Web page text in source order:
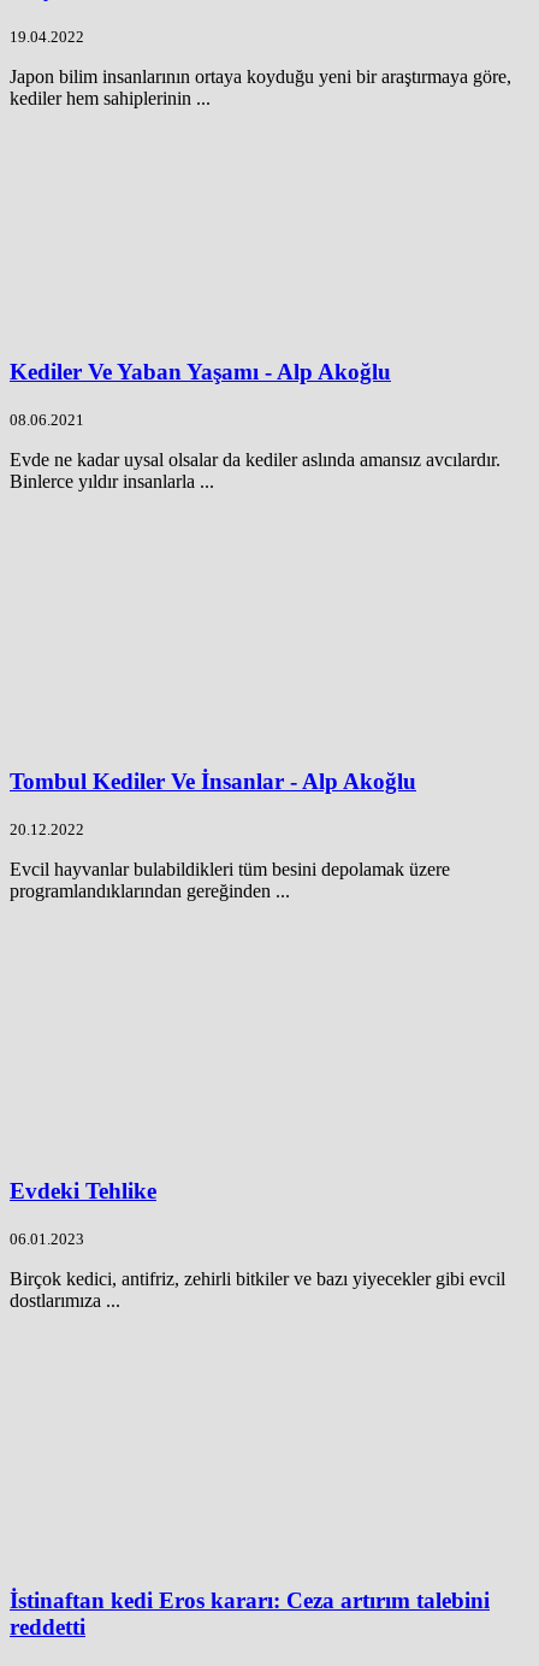
19.04.2022
Japon bilim insanlarının ortaya koyduğu yeni bir araştırmaya göre,
kediler hem sahiplerinin ...
Kediler Ve Yaban Yaşamı - Alp Akoğlu
08.06.2021
Evde ne kadar uysal olsalar da kediler aslında amansız avcılardır.
Binlerce yıldır insanlarla ...
Tombul Kediler Ve İnsanlar - Alp Akoğlu
20.12.2022
Evcil hayvanlar bulabildikleri tüm besini depolamak üzere
programlandıklarından gereğinden ...
Evdeki Tehlike
06.01.2023
Birçok kedici, antifriz, zehirli bitkiler ve bazı yiyecekler gibi evcil
dostlarımıza ...
İstinaftan kedi Eros kararı: Ceza artırım talebini
reddetti